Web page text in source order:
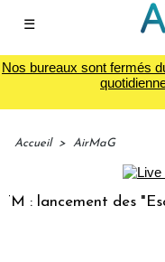
☰
Nos bureaux sont fermés
Accueil > AirMaG
lancement des